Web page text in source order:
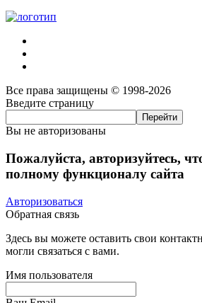
Все права защищены © 1998-2026
Введите страницу
Вы не авторизованы
Пожалуйста, авторизуйтесь,
полному функционалу сайта
Авторизоваться
Обратная связь
Здесь вы можете оставить свои
могли связаться с вами.
Имя пользователя